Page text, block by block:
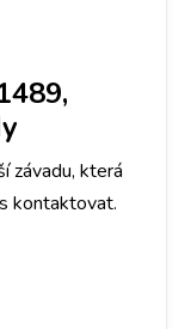
závadu, která
kontaktovat.